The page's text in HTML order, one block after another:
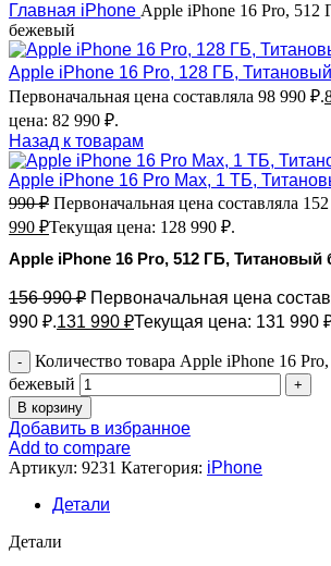
Главная iPhone Apple iPhone 16 Pro, 512
бежевый
Apple iPhone 16 Pro, 128 ГБ,
Первоначальная цена составляла 98 990 ₽.
цена: 82 990 ₽.
Назад к товарам
Apple iPhone 16 Pro Max, 1 ТБ,
990₽ Первоначальная цена составляла
990 ₽Текущая цена: 128 990 ₽.
Apple iPhone 16 Pro, 512 ГБ,
156 990₽ Первоначальная цена
990 ₽.131 990 ₽Текущая цена: 131 990
Количество товара Apple iPhone 16
бежевый
В корзину
Добавить в избранное
Add to compare
Артикул: 9231 Категория: iPhone
Детали
Детали